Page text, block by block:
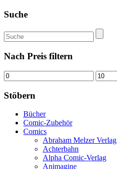
Suche
Suchen
nach:
Nach Preis filtern
Min.
Preis
Max.
Preis
Stöbern
Bücher
Comic-Zubehör
Comics
Abraham Melzer Verlag
Achterbahn
Alpha Comic-Verlag
Animagine